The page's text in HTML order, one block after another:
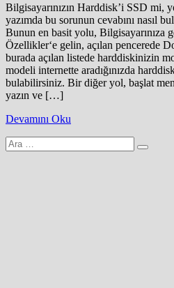
Bilgisayarınızın Harddisk’i SSD mi,
yazımda bu sorunun cevabını nasıl
Bunun en basit yolu, Bilgisayarınıza
Özellikler‘e gelin, açılan pencerede
burada açılan listede harddiskinizin
modeli internette aradığınızda
bulabilirsiniz. Bir diğer yol, başlat
yazın ve […]
Devamını Oku
Arama
yap: